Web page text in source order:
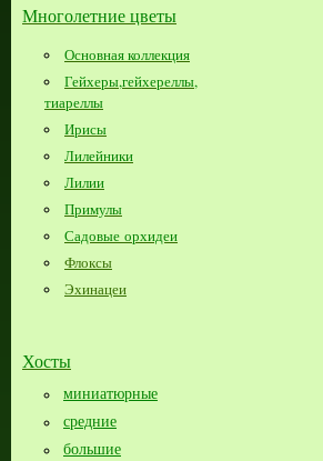
Многолетние цветы
Основная коллекция
Гейхеры,гейхереллы,
тиареллы
Ирисы
Лилейники
Лилии
Примулы
Садовые орхидеи
Флоксы
Эхинацеи
Хосты
миниатюрные
средние
большие​